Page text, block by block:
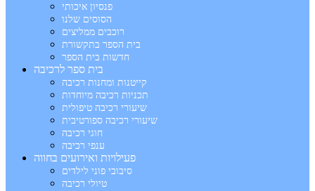
פנסיון איכותי
הסוסים שלנו
רוכבים ממליצים
בית הספר בתקשורת
חדשות בית הספר
בית ספר לרכיבה
קייטנות ומחנות רכיבה
תכניות רכיבה מיוחדות
שיעורי רכיבה טיפולית
שיעורי רכיבה ספורטיבית
חוגי רכיבה
ענפי רכיבה
פעילויות ואירועים בחווה
סיבובי פוני לילדים
טיולי רכיבה